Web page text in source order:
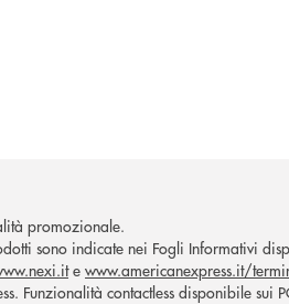
promozionale.
sono indicate nei Fogli Informativi
e www.americanexpress.it/
Funzionalità contactless disponibile sui